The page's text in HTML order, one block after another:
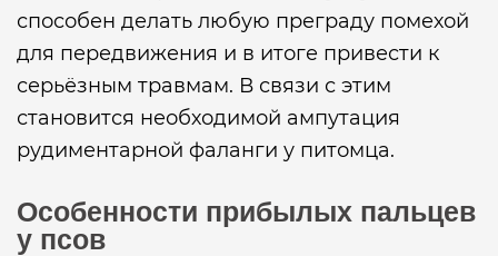
способен делать любую преграду помехой
для передвижения и в итоге привести к
серьёзным травмам. В связи с этим
становится необходимой ампутация
рудиментарной фаланги у питомца.
Особенности прибылых пальцев
у псов